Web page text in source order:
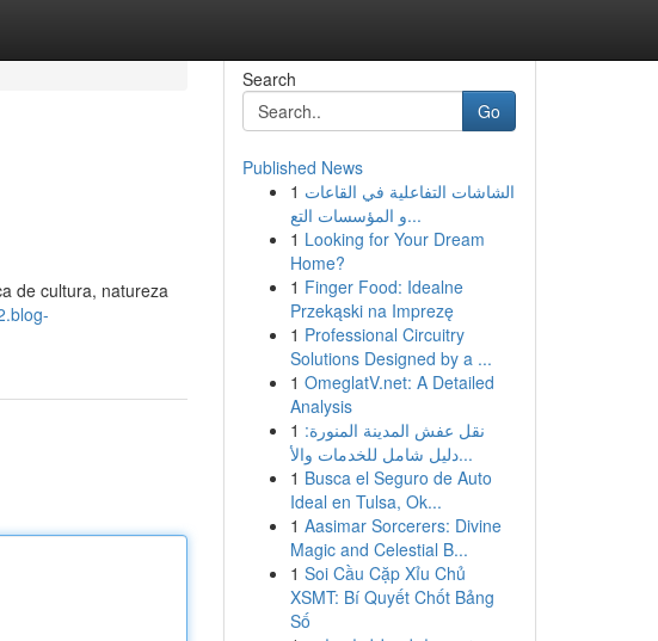
de cultura, natureza
Search
Go
Published News
1 الشاشات التفاعلية في القاعات
و المؤسسات التع...
1 Looking for Your Dream
Home?
1 Finger Food: Idealne
Przekąski na Imprezę
1 Professional Circuitry
Solutions Designed by a ...
1 OmeglatV.net: A Detailed
Analysis
1 نقل عفش المدينة المنورة:
دليل شامل للخدمات والأ...
1 Busca el Seguro de Auto
Ideal en Tulsa, Ok...
1 Aasimar Sorcerers: Divine
Magic and Celestial B...
1 Soi Cầu Cặp Xỉu Chủ
XSMT: Bí Quyết Chốt Bảng
Số